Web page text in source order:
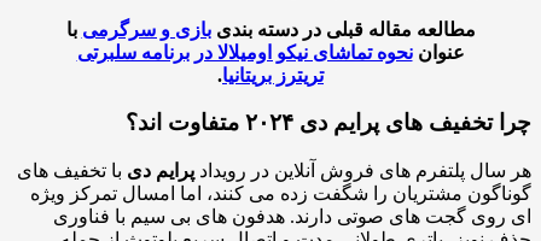
مطالعه مقاله قبلی در دسته بندیبازی و سرگرمی با
عنواننحوه تماشای نیکو اومیلالا در برنامه سلبرتی
تریترز بریتانیا.
چرا تخفیف های پرایم دی ۲۰۲۴ متفاوت اند؟
هر سال پلتفرم های فروش آنلاین در رویداد پرایم دی با تخفیف های
گوناگون مشتریان را شگفت زده می کنند، اما امسال تمرکز ویژه
ای روی گجت های صوتی دارند. هدفون های بی سیم با فناوری